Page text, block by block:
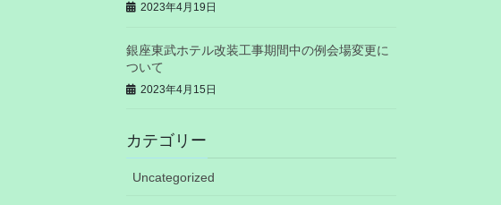
2023年4月19日
銀座東武ホテル改装工事期間中の例会場変更に
ついて
2023年4月15日
カテゴリー
Uncategorized